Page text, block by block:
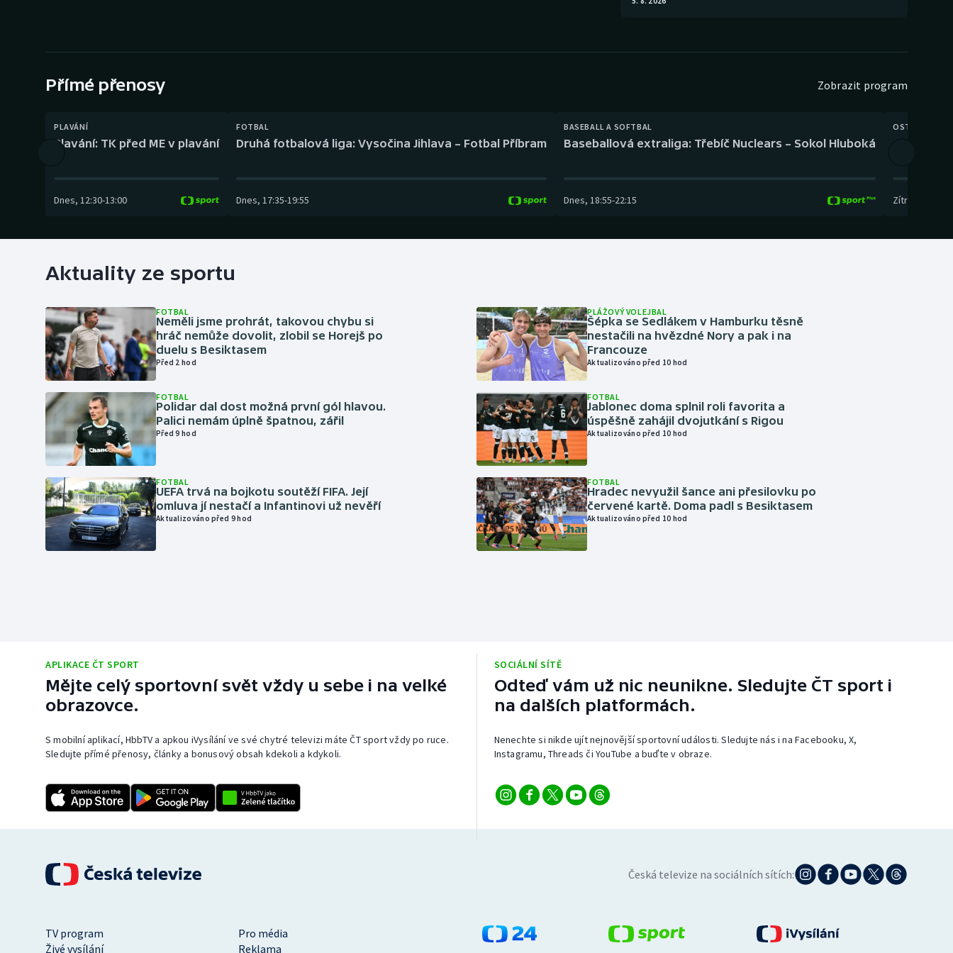
Golf Plavání Ostatní
Přímé přenosy Zobrazit program
PLAVÁNÍ
Plavání: TK před ME v plavání
Dnes, 12:30-13:00
FOTBAL
Druhá fotbalová liga: Vysočina Jihlava – Fotbal Příbram
Dnes, 17:35-19:55
BASEBALL A SOFTBAL
Baseballová extraliga: Třebíč Nuclears – Sokol Hluboká
Dnes, 18:55-22:15
OSTATNÍ
Zítra
Aktuality ze sportu
FOTBAL
Neměli jsme prohrát, takovou chybu si
hráč nemůže dovolit, zlobil se Horejš po
duelu s Besiktasem
Před 2 hod
FOTBAL
Polidar dal dost možná první gól hlavou.
Palici nemám úplně špatnou, zářil
Před 9 hod
FOTBAL
UEFA trvá na bojkotu soutěží FIFA. Její
omluva jí nestačí a Infantinovi už nevěří
Aktualizováno před 9 hod
PLÁŽOVÝ VOLEJBAL
Šépka se Sedlákem v Hamburku těsně
nestačili na hvězdné Nory a pak i na
Francouze
Aktualizováno před 10 hod
FOTBAL
Jablonec doma splnil roli favorita a
úspěšně zahájil dvojutkání s Rigou
Aktualizováno před 10 hod
FOTBAL
Hradec nevyužil šance ani přesilovku po
červené kartě. Doma padl s Besiktasem
Aktualizováno před 10 hod
APLIKACE ČT SPORT
Mějte celý sportovní svět vždy u sebe i na velké
obrazovce.
S mobilní aplikací, HbbTV a apkou iVysílání ve své chytré televizi máte ČT sport vždy po ruce.
Sledujte přímé přenosy, články a bonusový obsah kdekoli a kdykoli.
SOCIÁLNÍ SÍTĚ
Odteď vám už nic neunikne. Sledujte ČT sport i
na dalších platformách.
Nenechte si nikde ujít nejnovější sportovní události. Sledujte nás i na Facebooku, X,
Instagramu, Threads či YouTube a buďte v obraze.
Česká televize na sociálních sítích:
TV program
Pro média
Živé vysílání
Reklama